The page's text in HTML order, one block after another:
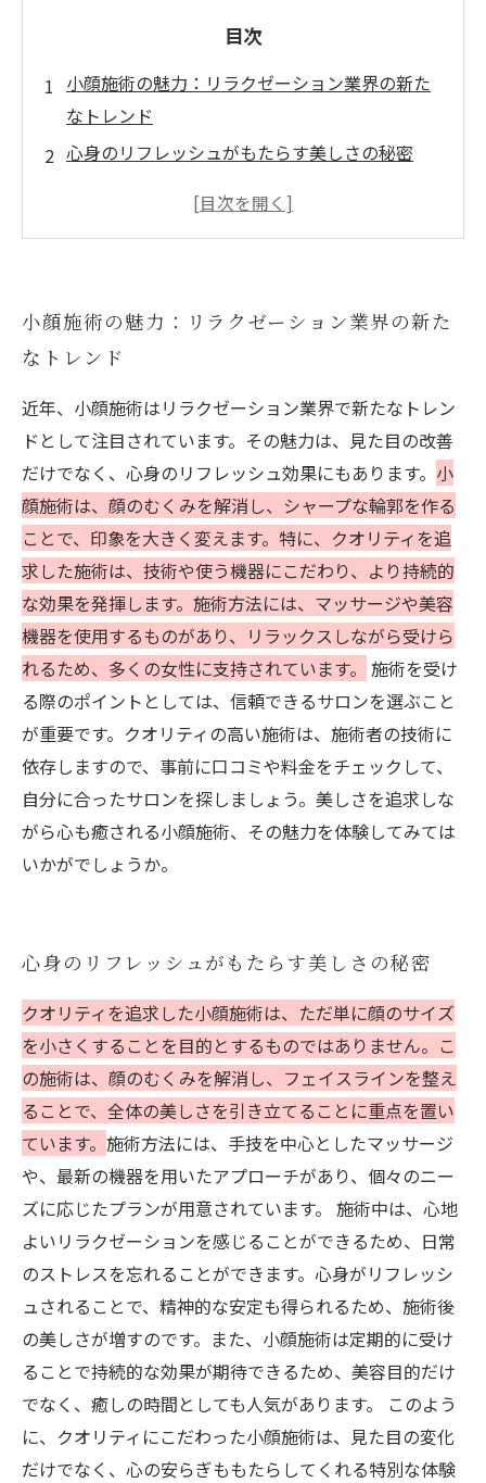
目次
小顔施術の魅力：リラクゼーション業界の新た
なトレンド
心身のリフレッシュがもたらす美しさの秘密
施術前に知っておくべきポイントとおすすめの
ート
美しさとリラクゼーションの両立：小顔施術の
全貌を探る
クオリティを追求した小顔施術とは？その効果
に迫る
小顔施術の魅力：リラクゼーション業界の新た
なトレンド
近年、小顔施術はリラクゼーション業界で新たなトレン
ドとして注目されています。その魅力は、見た目の改善
だけでなく、心身のリフレッシュ効果にもあります。 小
顔施術は、顔のむくみを解消し、シャープな輪郭を作る
ことで、印象を大きく変えます。特に、クオリティを追
求した施術は、技術や使う機器にこだわり、より持続的
な効果を発揮します。施術方法には、マッサージや美容
機器を使用するものがあり、リラックスしながら受けら
れるため、多くの女性に支持されています。 施術を受け
る際のポイントとしては、信頼できるサロンを選ぶこと
が重要です。クオリティの高い施術は、施術者の技術に
依存しますので、事前に口コミや料金をチェックして、
自分に合ったサロンを探しましょう。美しさを追求しな
がら心も癒される小顔施術、その魅力を体験してみては
いかがでしょうか。
心身のリフレッシュがもたらす美しさの秘密
クオリティを追求した小顔施術は、ただ単に顔のサイズ
を小さくすることを目的とするものではありません。こ
の施術は、顔のむくみを解消し、フェイスラインを整え
ることで、全体の美しさを引き立てることに重点を置い
ています。 施術方法には、手技を中心としたマッサージ
や、最新の機器を用いたアプローチがあり、個々のニー
ズに応じたプランが用意されています。 施術中は、心地
よいリラクゼーションを感じることができるため、日常
のストレスを忘れることができます。心身がリフレッシ
ュされることで、精神的な安定も得られるため、施術後
の美しさが増すのです。また、小顔施術は定期的に受け
ることで持続的な効果が期待できるため、美容目的だけ
でなく、癒しの時間としても人気があります。 このよう
に、クオリティにこだわった小顔施術は、見た目の変化
だけでなく、心の安らぎももたらしてくれる特別な体験